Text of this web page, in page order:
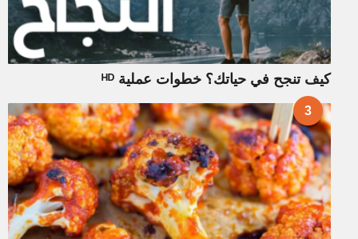
كيف تنجح في حياتك؟ خطوات عملية ᴴᴰ
3